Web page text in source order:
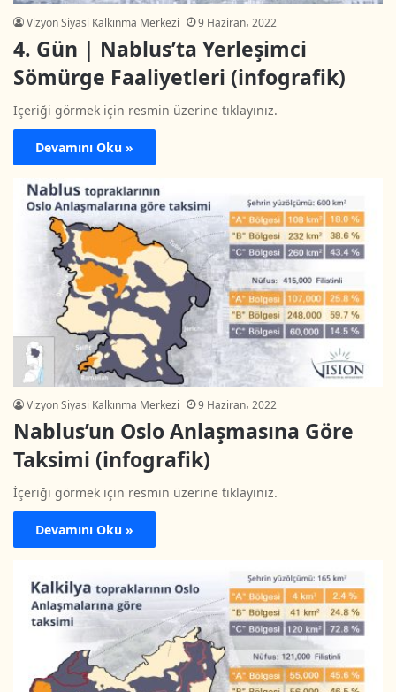
Vizyon Siyasi Kalkınma Merkezi 9 Haziran، 2022
4. Gün | Nablus’ta Yerleşimci
Sömürge Faaliyetleri (infografik)
İçeriği görmek için resmin üzerine tıklayınız.
Devamını Oku »
Vizyon Siyasi Kalkınma Merkezi 9 Haziran، 2022
Nablus’un Oslo Anlaşmasına Göre
Taksimi (infografik)
İçeriği görmek için resmin üzerine tıklayınız.
Devamını Oku »